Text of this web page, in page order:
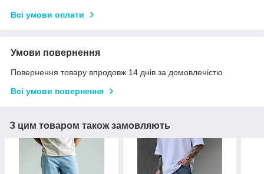
Всі умови оплати
Умови повернення
Повернення товару впродовж 14 днів за домовленістю
Всі умови повернення
З цим товаром також замовляють